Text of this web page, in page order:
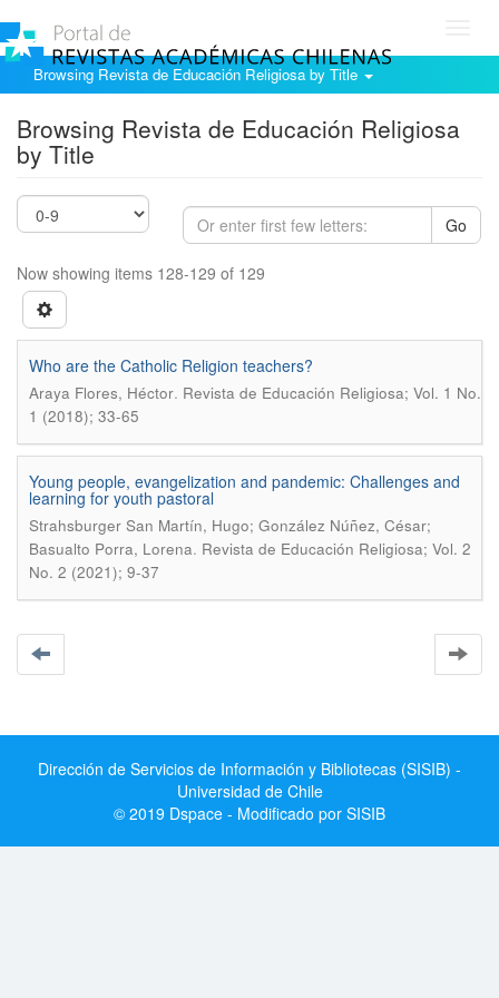
Browsing Revista de Educación Religiosa by Title
Browsing Revista de Educación Religiosa
by Title
Go
Now showing items 128-129 of 129
Who are the Catholic Religion teachers?
Araya Flores, Héctor. Revista de Educación Religiosa; Vol. 1 No.
1 (2018); 33-65
Young people, evangelization and pandemic: Challenges and
learning for youth pastoral
Strahsburger San Martín, Hugo; González Núñez, César;
Basualto Porra, Lorena. Revista de Educación Religiosa; Vol. 2
No. 2 (2021); 9-37
Dirección de Servicios de Información y Bibliotecas (SISIB) -
Universidad de Chile
© 2019 Dspace - Modificado por SISIB